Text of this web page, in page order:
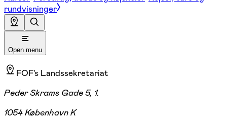
rundvisninger
Open menu
FOF's Landssekretariat
Peder Skrams Gade 5, 1.
1054 København K